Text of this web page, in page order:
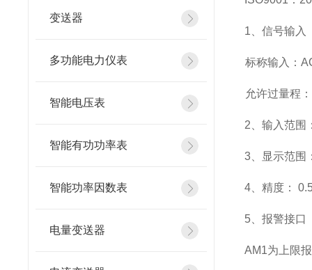
变送器
多功能电力仪表
智能电压表
智能有功功率表
智能功率因数表
电量变送器
1 、信号输入
标称输入：
允许过量程
2 、输入范围
3 显示范围
4 、精度：
5 、报警接口
AM1为上限